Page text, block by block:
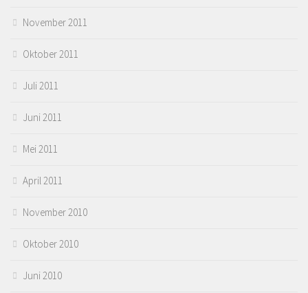
November 2011
Oktober 2011
Juli 2011
Juni 2011
Mei 2011
April 2011
November 2010
Oktober 2010
Juni 2010